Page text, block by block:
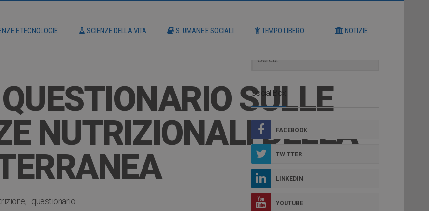
E TECNOLOGIE SCIENZE DELLA VITA S. UMANE E SOCIALI TEMPO LIBERO NOTIZIE
SULLE
NUTRIZIONALI DELLA
questionario
Social Box
FACEBOOK
TWITTER
LINKEDIN
YOUTUBE